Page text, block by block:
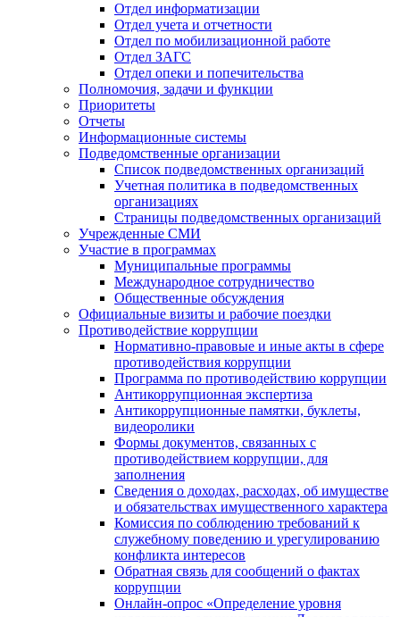
Отдел информатизации
Отдел учета и отчетности
Отдел по мобилизационной работе
Отдел ЗАГС
Отдел опеки и попечительства
Полномочия, задачи и функции
Приоритеты
Отчеты
Информационные системы
Подведомственные организации
Список подведомственных организаций
Учетная политика в подведомственных
организациях
Страницы подведомственных организаций
Учрежденные СМИ
Участие в программах
Муниципальные программы
Международное сотрудничество
Общественные обсуждения
Официальные визиты и рабочие поездки
Противодействие коррупции
Нормативно-правовые и иные акты в сфере
противодействия коррупции
Программа по противодействию коррупции
Антикоррупционная экспертиза
Антикоррупционные памятки, буклеты,
видеоролики
Формы документов, связанных с
противодействием коррупции, для
заполнения
Сведения о доходах, расходах, об имуществе
и обязательствах имущественного характера
Комиссия по соблюдению требований к
служебному поведению и урегулированию
конфликта интересов
Обратная связь для сообщений о фактах
коррупции
Онлайн-опрос «Определение уровня